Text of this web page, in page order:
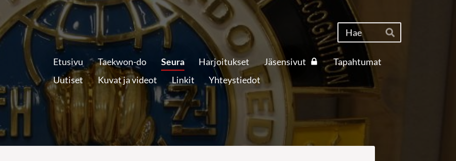
Haku
Hae
Etusivu Taekwon-do Seura Harjoitukset Jäsensivut
Tapahtumat
Uutiset
Kuvat ja videot Linkit Yhteystiedot